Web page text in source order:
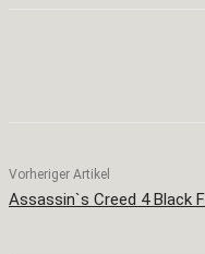
Vorheriger Artikel
Assassin`s Creed 4 Black